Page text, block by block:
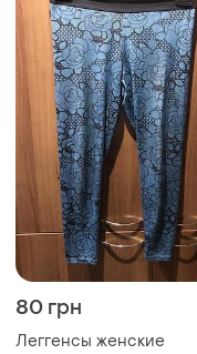
80 грн
Леггенсы женские